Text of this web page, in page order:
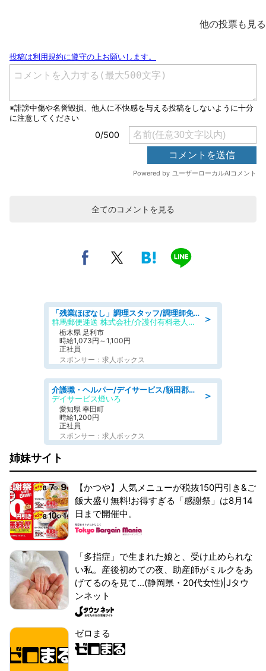
他の投票も見る
全てのコメントを見る
＞
「残業ほぼなし」調理スタッフ/調理師免許必須/正職員/日勤のみ/介護付き有料老人ホーム/社会保障完備
群馬郵便逓送 株式会社/介護付有料老人ホーム ふる里
栃木県 足利市
時給1,073円～1,100円
正社員
スポンサー：求人ボックス
＞
介護職・ヘルパー/デイサービス/額田郡幸田町/JR東海道本線 幸田/愛知県
デイサービス燈いろ
愛知県 幸田町
時給1,200円
正社員
スポンサー：求人ボックス
姉妹サイト
【かつや】人気メニューが税抜150円引き&ご
飯大盛り無料!お得すぎる「感謝祭」は8月14
日まで開催中。
「多指症」で生まれた娘と、受け止められな
い私。産後初めての夜、助産師がミルクをあ
げてるのを見て...(静岡県・20代女性)|Jタウ
ンネット
ゼロまる